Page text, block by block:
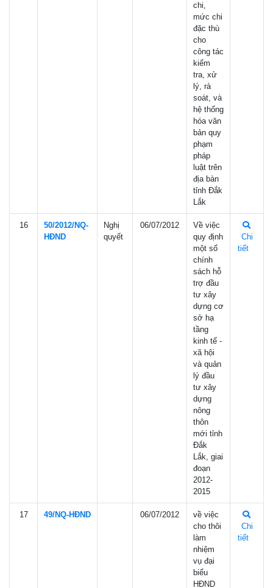
chi,
mức chi
đặc thù
cho
công tác
kiểm
tra, xử
lý, rà
soát, và
hệ thống
hóa văn
bản quy
phạm
pháp
luật trên
địa bàn
tỉnh Đắk
Lắk
16
50/2012/NQ-
HÐND
Nghị
quyết
06/07/2012
Về việc
quy định
một số
chính
sách hỗ
trợ đầu
tư xây
dựng cơ
sở hạ
tầng
kinh tế -
xã hội
và quản
lý đầu
tư xây
dựng
nông
thôn
mới tỉnh
Đắk
Lắk, giai
đoạn
2012-
2015
Chi
tiết
17 49/NQ-HÐND 06/07/2012
về việc
cho thôi
làm
nhiệm
vụ đại
biểu
HĐND
Chi
tiết